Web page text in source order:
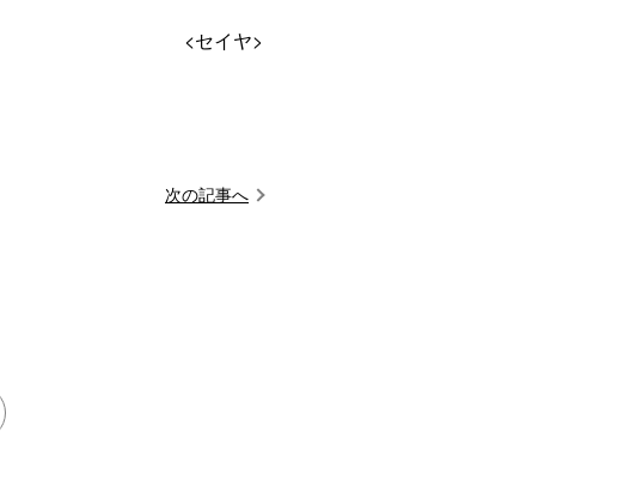
<セイヤ>
次の記事へ